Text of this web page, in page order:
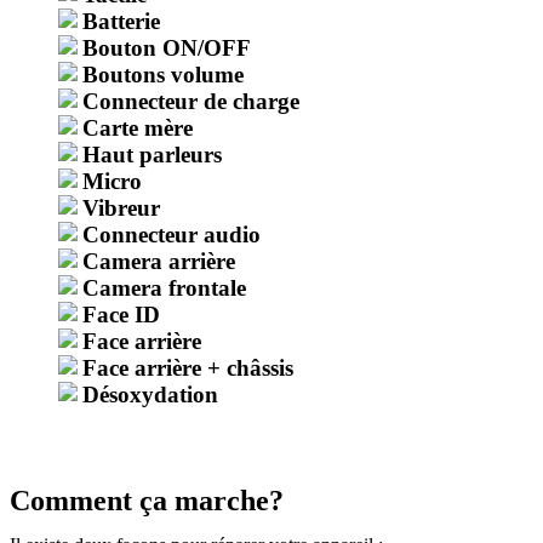
Batterie
Bouton ON/OFF
Boutons volume
Connecteur de charge
Carte mère
Haut parleurs
Micro
Vibreur
Connecteur audio
Camera arrière
Camera frontale
Face ID
Face arrière
Face arrière + châssis
Désoxydation
Comment ça marche?